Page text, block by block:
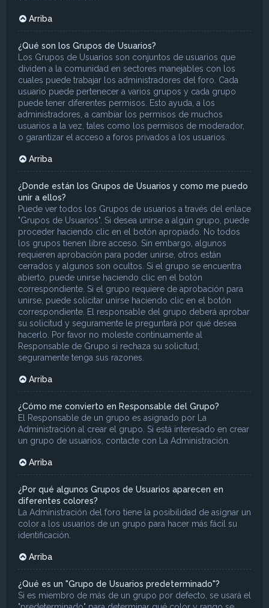
Arriba
¿Qué son los Grupos de Usuarios?
Los Grupos de Usuarios son conjuntos de usuarios que
dividen a la comunidad en sectores manejables con los
cuales puede trabajar los administradores del foro. Cada
usuario puede pertenecer a varios grupos y cada grupo
puede tener diferentes permisos. Esto ayuda, a los
administradores, a cambiar los permisos de muchos
usuarios a la vez, tales como los permisos de moderador,
o garantizar el acceso a foros privados a los usuarios.
Arriba
¿Donde están los Grupos de Usuarios y como me puedo
unir a ellos?
Puede ver todos los Grupos de usuarios a través del enlace
"Grupos de Usuarios". Si desea unirse a algún grupo, puede
proceder haciendo clic en el botón apropiado. No todos
los grupos tienen libre acceso. Sin embargo, algunos
requieren aprobación para poder unirse, otros están
cerrados y algunos son ocultos. Si el grupo se encuentra
abierto, puede unirse haciendo clic en el botón
correspondiente. Si el grupo requiere de aprobación para
unirse, puede solicitar unirse haciendo clic en el botón
correspondiente. El responsable del grupo deberá aprobar
su solicitud y seguramente le preguntará por qué desea
hacerlo. Por favor no moleste continuamente al
Responsable de Grupo si rechaza su solicitud;
seguramente tenga sus razones.
Arriba
¿Cómo me convierto en Responsable del Grupo?
El Responsable de un grupo es asignado por La
Administración al crear el grupo. Si está interesado en crear
un grupo de usuarios, contacte con La Administración.
Arriba
¿Por qué algunos Grupos de Usuarios aparecen en
diferentes colores?
La Administración del foro tiene la posibilidad de asignar un
color a los usuarios de un grupo para hacer más fácil su
identificación.
Arriba
¿Qué es un "Grupo de Usuarios predeterminado"?
Si es miembro de más de un grupo por defecto, se usará el